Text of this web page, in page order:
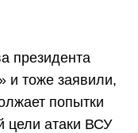
президента
и тоже заявили,
попытки
цели атаки ВСУ